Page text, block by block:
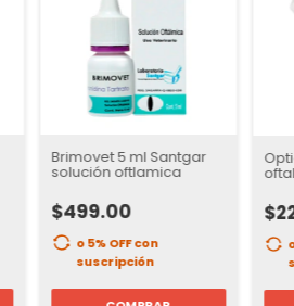
Brimovet 5 ml Santgar
solución oftlamica
$499.00
o 5% OFFcon
suscripción